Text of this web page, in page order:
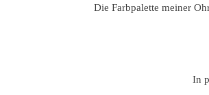
Die Farbpalette meiner
In